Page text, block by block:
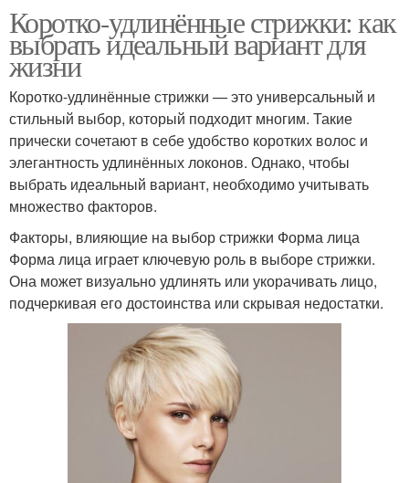
Коротко-удлинённые стрижки: как
выбрать идеальный вариант для
жизни
Коротко-удлинённые стрижки — это универсальный и
стильный выбор, который подходит многим. Такие
прически сочетают в себе удобство коротких волос и
элегантность удлинённых локонов. Однако, чтобы
выбрать идеальный вариант, необходимо учитывать
множество факторов.
Факторы, влияющие на выбор стрижки Форма лица
Форма лица играет ключевую роль в выборе стрижки.
Она может визуально удлинять или укорачивать лицо,
подчеркивая его достоинства или скрывая недостатки.